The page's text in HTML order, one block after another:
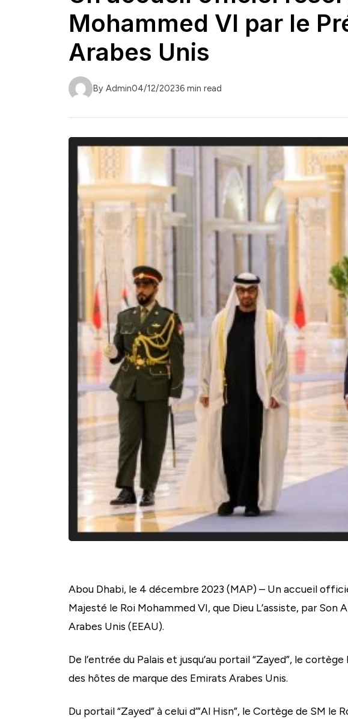
Mohammed VI par le
Arabes Unis
By Admin04/12/20236 min read
Abou Dhabi, le 4 décembre 2023 (MAP) – Un accueil
Majesté le Roi Mohammed VI, que Dieu L’assiste, par
Arabes Unis (EEAU).
De l’entrée du Palais et jusqu’au portail “Zayed”, le
des hôtes de marque des Emirats Arabes Unis.
Du portail “Zayed” à celui d’”Al Hisn”, le Cortège de SM